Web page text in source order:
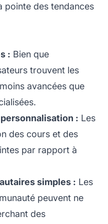
pointe des tendances
: Bien que
trouvent les
avancées que
: Les
des cours et des
par rapport à
simples : Les
peuvent ne
des